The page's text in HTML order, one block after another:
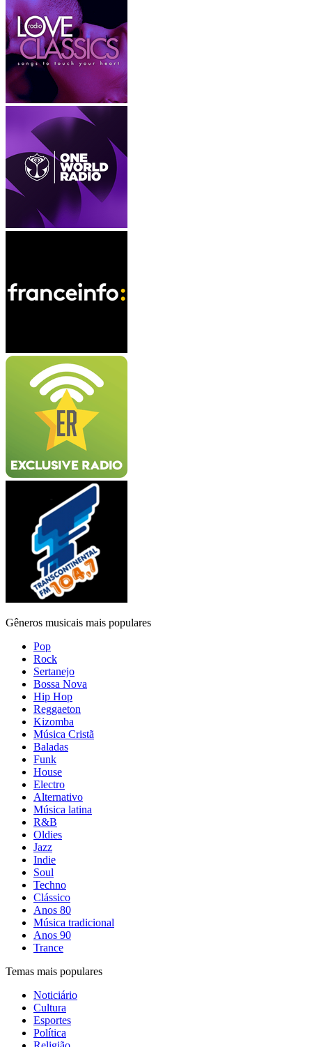
Gêneros musicais mais populares
Pop
Rock
Sertanejo
Bossa Nova
Hip Hop
Reggaeton
Kizomba
Música Cristã
Baladas
Funk
House
Electro
Alternativo
Música latina
R&B
Oldies
Jazz
Indie
Soul
Techno
Clássico
Anos 80
Música tradicional
Anos 90
Trance
Temas mais populares
Noticiário
Cultura
Esportes
Política